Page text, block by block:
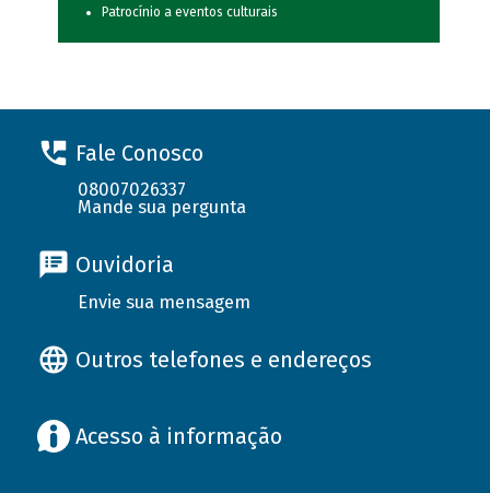
Patrocínio a eventos culturais
Fale Conosco
08007026337
Mande sua pergunta
Ouvidoria
Envie sua mensagem
Outros telefones e endereços
Acesso à informação